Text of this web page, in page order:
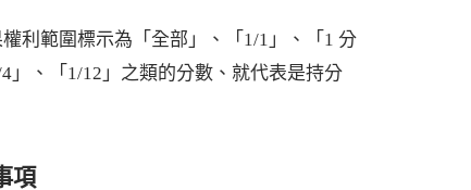
利範圍標示為「全部」、「1/1」、「1 分
」、「1/12」之類的分數、就代表是持分
項